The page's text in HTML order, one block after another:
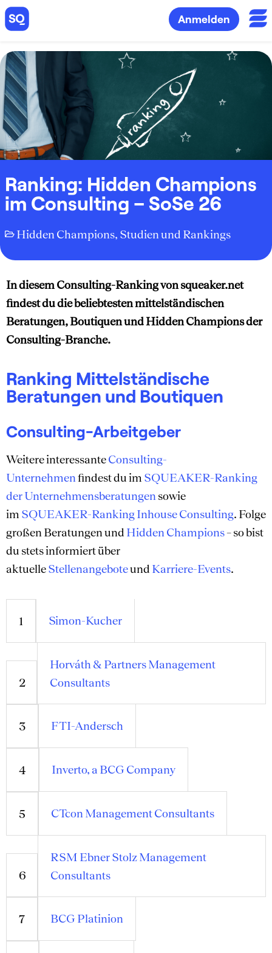
Anmelden
Ranking: Hidden Champions
im Consulting – SoSe 26
Hidden Champions, Studien und Rankings
In diesem Consulting-Ranking von squeaker.net
findest du die beliebtesten mittelständischen
Beratungen, Boutiquen und Hidden Champions der
Consulting-Branche.
Ranking Mittelständische
Beratungen und Boutiquen
Consulting-Arbeitgeber
Weitere interessanteConsulting-
Unternehmenfindest du im SQUEAKER-Ranking
der Unternehmensberatungensowie
im SQUEAKER-Ranking Inhouse Consulting. Folge
großen Beratungen und Hidden Champions– so bist
du stets informiert über
aktuelleStellenangeboteund Karriere-Events.
1 Simon-Kucher
2
Horváth & Partners Management
Consultants
3 FTI-Andersch
4 Inverto, a BCG Company
5 CTcon Management Consultants
6
RSM Ebner Stolz Management
Consultants
7 BCG Platinion